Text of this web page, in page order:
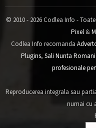
© 2010 - 2026 Codlea Info -
Pixel&
Codlea Info recomanda
Plugins, Sali Nunta
profesionale
Reproducerea integrala sau
numai cu